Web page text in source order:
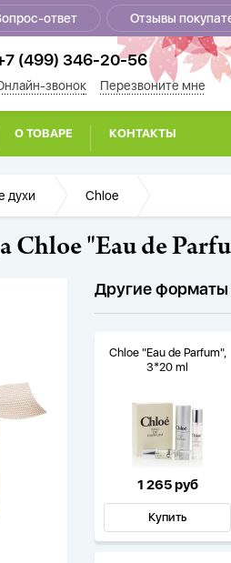
ответ Отзывы
(499) 346-20-56
звонок Перезвоните мне
О ТОВАРЕ КОНТАКТЫ
духи Chloe
"Eau de
Другие форматы
Chloe "Eau de Parfum",
3*20 ml
1 265 руб
Купить